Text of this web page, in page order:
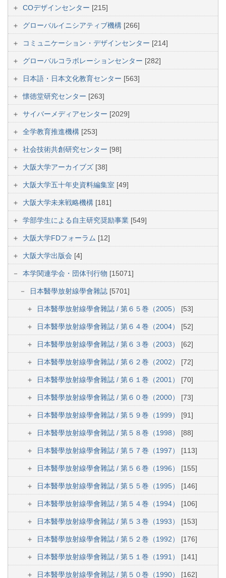
COデザインセンター [215]
グローバルイニシアティブ機構 [266]
コミュニケーション・デザインセンター [214]
グローバルコラボレーションセンター [282]
日本語・日本文化教育センター [563]
懐徳堂研究センター [263]
サイバーメディアセンター [2029]
全学教育推進機構 [253]
社会技術共創研究センター [98]
大阪大学アーカイブズ [38]
大阪大学五十年史資料編集室 [49]
大阪大学未来戦略機構 [181]
学部学生による自主研究奨励事業 [549]
大阪大学FDフォーラム [12]
大阪大学出版会 [4]
本学関連学会・団体刊行物 [15071]
日本醫學放射線學會雜誌 [5701]
日本醫學放射線學會雜誌 / 第６５巻（2005） [53]
日本醫學放射線學會雜誌 / 第６４巻（2004） [52]
日本醫學放射線學會雜誌 / 第６３巻（2003） [62]
日本醫學放射線學會雜誌 / 第６２巻（2002） [72]
日本醫學放射線學會雜誌 / 第６１巻（2001） [70]
日本醫學放射線學會雜誌 / 第６０巻（2000） [73]
日本醫學放射線學會雜誌 / 第５９巻（1999） [91]
日本醫學放射線學會雜誌 / 第５８巻（1998） [88]
日本醫學放射線學會雜誌 / 第５７巻（1997） [113]
日本醫學放射線學會雜誌 / 第５６巻（1996） [155]
日本醫學放射線學會雜誌 / 第５５巻（1995） [146]
日本醫學放射線學會雜誌 / 第５４巻（1994） [106]
日本醫學放射線學會雜誌 / 第５３巻（1993） [153]
日本醫學放射線學會雜誌 / 第５２巻（1992） [176]
日本醫學放射線學會雜誌 / 第５１巻（1991） [141]
日本醫學放射線學會雜誌 / 第５０巻（1990） [162]